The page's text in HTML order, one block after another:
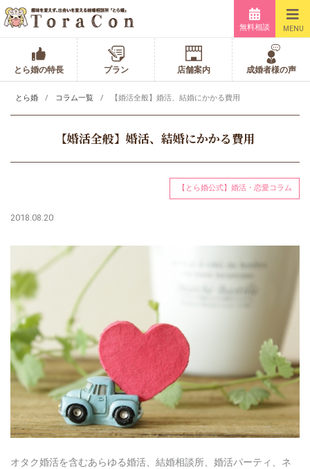
無料相談 MENU
とら婚の特長 プラン 店舗案内 成婚者様の声
とら婚 コラム一覧 【婚活全般】婚活、結婚にかかる費用
【婚活全般】婚活、結婚にかかる費用
【とら婚公式】婚活・恋愛コラム
2018.08.20
オタク婚活を含むあらゆる婚活、結婚相談所、婚活パーティ、ネ